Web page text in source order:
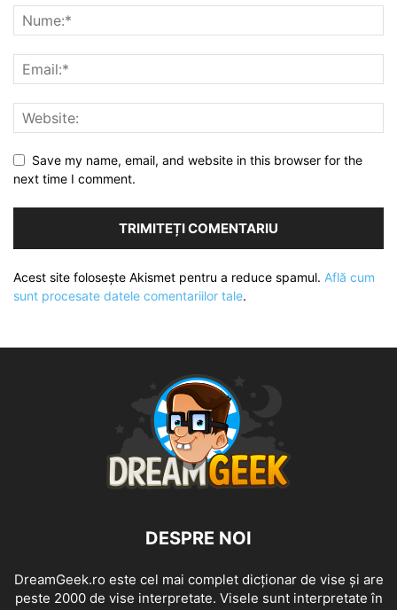
Save my name, email, and website in this browser for the
next time I comment.
Acest site folosește Akismet pentru a reduce spamul. Află cum
sunt procesate datele comentariilor tale.
DESPRE NOI
DreamGeek.ro este cel mai complet dicționar de vise și are
peste 2000 de vise interpretate. Visele sunt interpretate în